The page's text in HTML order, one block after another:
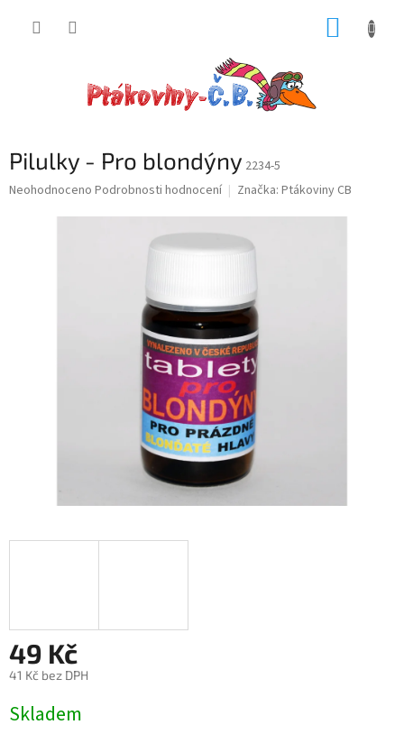
Pilulky - Pro blondýny 2234-5
Průměrné
Neohodnoceno Podrobnosti hodnocení Značka: Ptákoviny CB
49 Kč
41 Kč bez DPH
cena:
Skladem